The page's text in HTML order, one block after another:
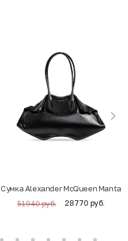
Cумка Alexander McQueen Manta
51940 руб. 28770 руб.